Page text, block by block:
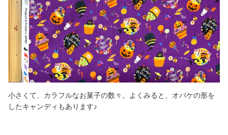
小さくて、カラフルなお菓子の数々。よくみると、オバケの形を
したキャンディもあります♪